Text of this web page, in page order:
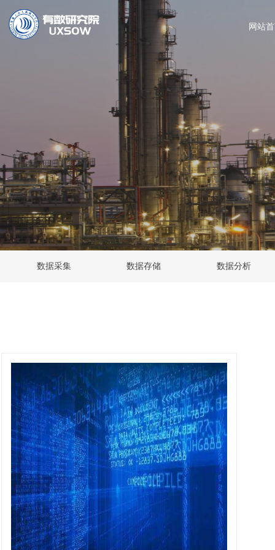
网站
数据采集 数据存储 数据分析